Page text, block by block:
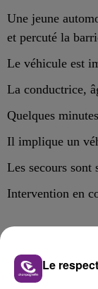
Une jeune
et percuté la
Le véhicule est
La conductrice,
Quelques
Il implique un
Les secours sont
Intervention en
FIL Le